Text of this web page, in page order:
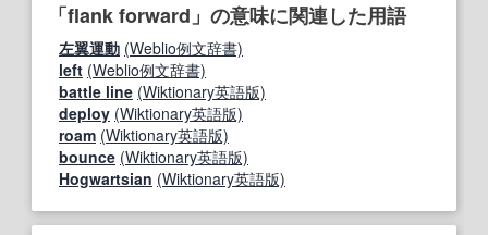
「flank forward」の意味に関連した用語
左翼運動 (Weblio例文辞書)
left (Weblio例文辞書)
battle line (Wiktionary英語版)
deploy (Wiktionary英語版)
roam (Wiktionary英語版)
bounce (Wiktionary英語版)
Hogwartsian (Wiktionary英語版)